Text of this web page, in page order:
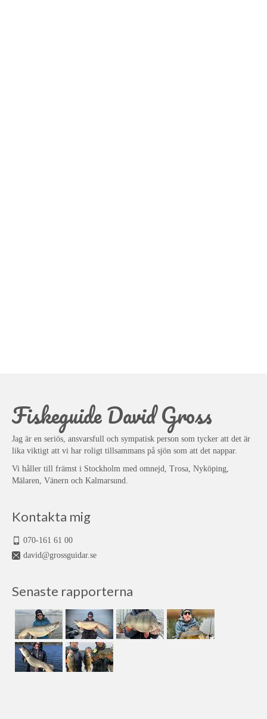
Fiskeguide David Gross
Jag är en seriös, ansvarsfull och sympatisk person som tycker att det är
lika viktigt att vi har roligt tillsammans på sjön som att det nappar.
Vi håller till främst i Stockholm med omnejd, Trosa, Nyköping,
Mälaren, Vänern och Kalmarsund.
Kontakta mig
070-161 61 00
david@grossguidar.se
Senaste rapporterna